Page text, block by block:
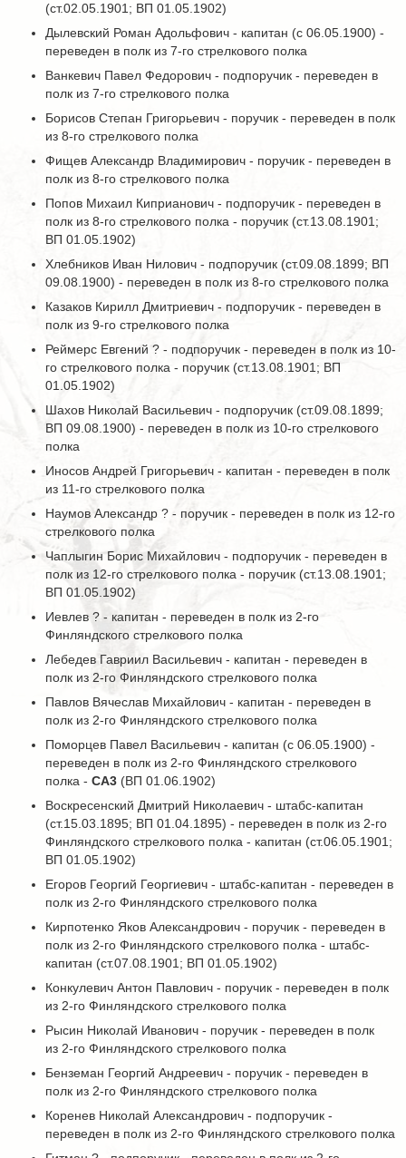
(ст.02.05.1901; ВП 01.05.1902)
Дылевский Роман Адольфович - капитан (с 06.05.1900) -
переведен в полк из 7-го стрелкового полка
Ванкевич Павел Федорович - подпоручик - переведен в
полк из 7-го стрелкового полка
Борисов Степан Григорьевич - поручик - переведен в полк
из 8-го стрелкового полка
Фищев Александр Владимирович - поручик - переведен в
полк из 8-го стрелкового полка
Попов Михаил Киприанович - подпоручик - переведен в
полк из 8-го стрелкового полка - поручик (ст.13.08.1901;
ВП 01.05.1902)
Хлебников Иван Нилович - подпоручик (ст.09.08.1899; ВП
09.08.1900) - переведен в полк из 8-го стрелкового полка
Казаков Кирилл Дмитриевич - подпоручик - переведен в
полк из 9-го стрелкового полка
Реймерс Евгений ? - подпоручик - переведен в полк из 10-
го стрелкового полка - поручик (ст.13.08.1901; ВП
01.05.1902)
Шахов Николай Васильевич - подпоручик (ст.09.08.1899;
ВП 09.08.1900) - переведен в полк из 10-го стрелкового
полка
Иносов Андрей Григорьевич - капитан - переведен в полк
из 11-го стрелкового полка
Наумов Александр ? - поручик - переведен в полк из 12-го
стрелкового полка
Чаплыгин Борис Михайлович - подпоручик - переведен в
полк из 12-го стрелкового полка - поручик (ст.13.08.1901;
ВП 01.05.1902)
Иевлев ? - капитан - переведен в полк из 2-го
Финляндского стрелкового полка
Лебедев Гавриил Васильевич - капитан - переведен в
полк из 2-го Финляндского стрелкового полка
Павлов Вячеслав Михайлович - капитан - переведен в
полк из 2-го Финляндского стрелкового полка
Поморцев Павел Васильевич - капитан (с 06.05.1900) -
переведен в полк из 2-го Финляндского стрелкового
полка - СА3 (ВП 01.06.1902)
Воскресенский Дмитрий Николаевич - штабс-капитан
(ст.15.03.1895; ВП 01.04.1895) - переведен в полк из 2-го
Финляндского стрелкового полка - капитан (ст.06.05.1901;
ВП 01.05.1902)
Егоров Георгий Георгиевич - штабс-капитан - переведен в
полк из 2-го Финляндского стрелкового полка
Кирпотенко Яков Александрович - поручик - переведен в
полк из 2-го Финляндского стрелкового полка - штабс-
капитан (ст.07.08.1901; ВП 01.05.1902)
Конкулевич Антон Павлович - поручик - переведен в полк
из 2-го Финляндского стрелкового полка
Рысин Николай Иванович - поручик - переведен в полк
из 2-го Финляндского стрелкового полка
Бенземан Георгий Андреевич - поручик - переведен в
полк из 2-го Финляндского стрелкового полка
Коренев Николай Александрович - подпоручик -
переведен в полк из 2-го Финляндского стрелкового полка